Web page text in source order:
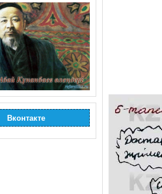
Вконтакте